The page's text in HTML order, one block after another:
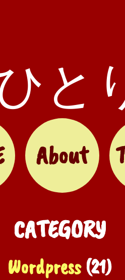
と
About
CATEGORY
Wordpress(21)